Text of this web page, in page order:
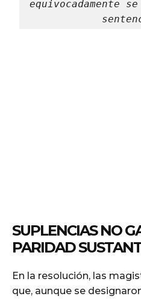
equivocadamente
SUPLENCIAS NO
PARIDAD
En la resolución, las
que, aunque se